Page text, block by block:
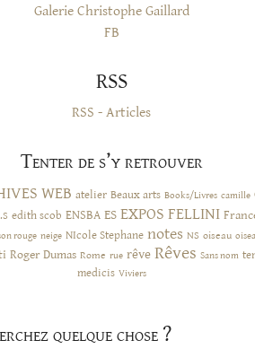
Galerie Christophe Gaillard
FB
RSS
RSS - Articles
Tenter de s’y retrouver
WEB atelier Beaux arts Books/Livres camille
edith scob ENSBA ES EXPOS FELLINI
rouge neige NIcole Stephane notes NS oiseau
Roger Dumas Rome rue rêve Rêves Sans nom
medicis Viviers
quelque chose ?